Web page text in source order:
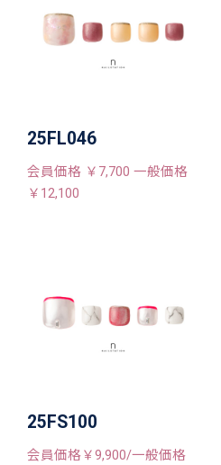
25FL046
会員価格 ￥7,700 一般価格
￥12,100
25FS100
会員価格￥9,900/一般価格